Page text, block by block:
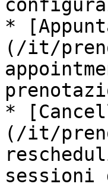
*
(/it/
*
(/it/
sessioni